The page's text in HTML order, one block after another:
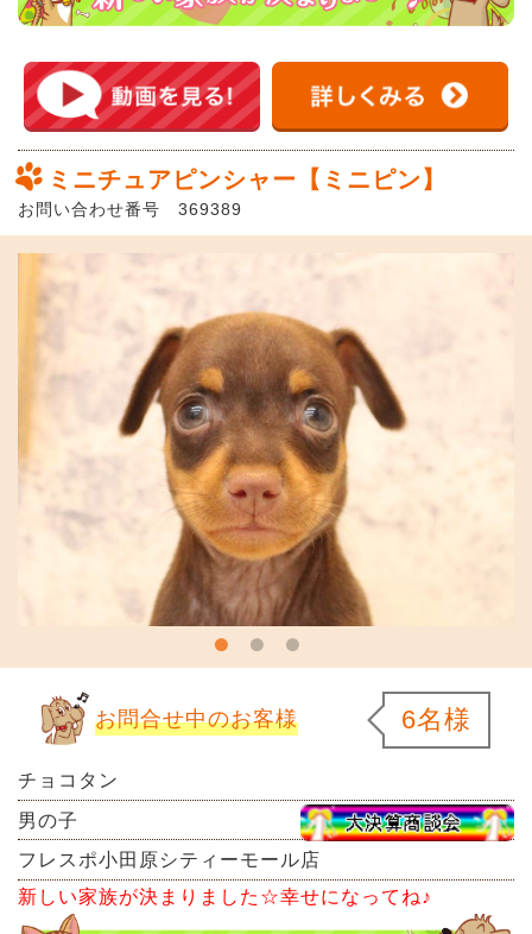
ミニチュアピンシャー【ミニピン】
お問い合わせ番号 369389
お問合せ中のお客様 6名様
チョコタン
男の子
フレスポ小田原シティーモール店
新しい家族が決まりました☆幸せになってね♪